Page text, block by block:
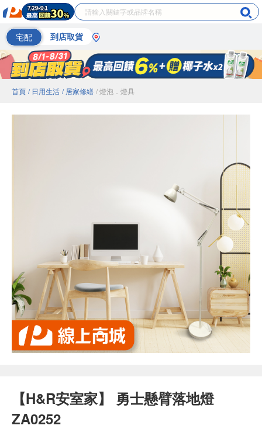
宅配 到店取貨
首頁 / 日用生活 / 居家修繕 / 燈泡．燈具
【H&R安室家】 勇士懸臂落地燈
ZA0252